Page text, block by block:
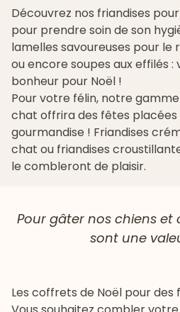
Découvrez nos friandises
pour prendre soin de son
lamelles savoureuses pour le
ou encore soupes aux effilés
bonheur pour Noël !
Pour votre félin, notre
chat offrira des fêtes placées
gourmandise ! Friandises
chat ou friandises
le combleront de plaisir.
Pour gâter nos chiens et
sont une
Les coffrets de Noël pour